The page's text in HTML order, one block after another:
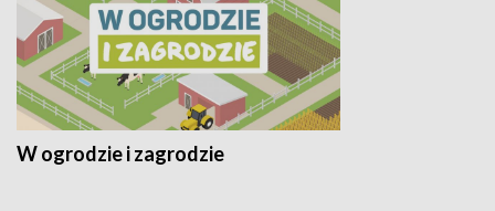
W ogrodzie i zagrodzie